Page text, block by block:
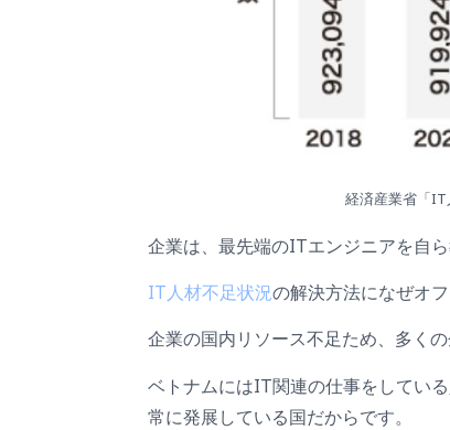
経済産業省「IT
企業は、最先端のITエンジニアを自
IT人材不足状況の解決方法になぜオ
企業の国内リソース不足ため、多く
ベトナムにはIT関連の仕事をしてい
常に発展している国だからです。